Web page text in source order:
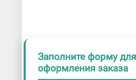
Заполните форму для
оформления заказа